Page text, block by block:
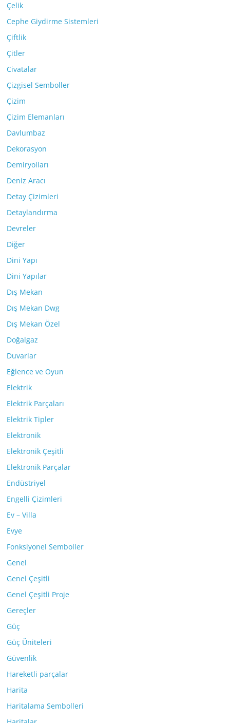
Çelik
Cephe Giydirme Sistemleri
Çiftlik
Çitler
Civatalar
Çizgisel Semboller
Çizim
Çizim Elemanları
Davlumbaz
Dekorasyon
Demiryolları
Deniz Aracı
Detay Çizimleri
Detaylandırma
Devreler
Diğer
Dini Yapı
Dini Yapılar
Dış Mekan
Dış Mekan Dwg
Dış Mekan Özel
Doğalgaz
Duvarlar
Eğlence ve Oyun
Elektrik
Elektrik Parçaları
Elektrik Tipler
Elektronik
Elektronik Çeşitli
Elektronik Parçalar
Endüstriyel
Engelli Çizimleri
Ev – Villa
Evye
Fonksiyonel Semboller
Genel
Genel Çeşitli
Genel Çeşitli Proje
Gereçler
Güç
Güç Üniteleri
Güvenlik
Hareketli parçalar
Harita
Haritalama Sembolleri